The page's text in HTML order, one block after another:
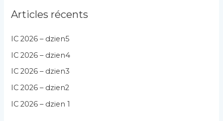
Articles récents
IC 2026 – dzien5
IC 2026 – dzien4
IC 2026 – dzien3
IC 2026 – dzien2
IC 2026 – dzien 1